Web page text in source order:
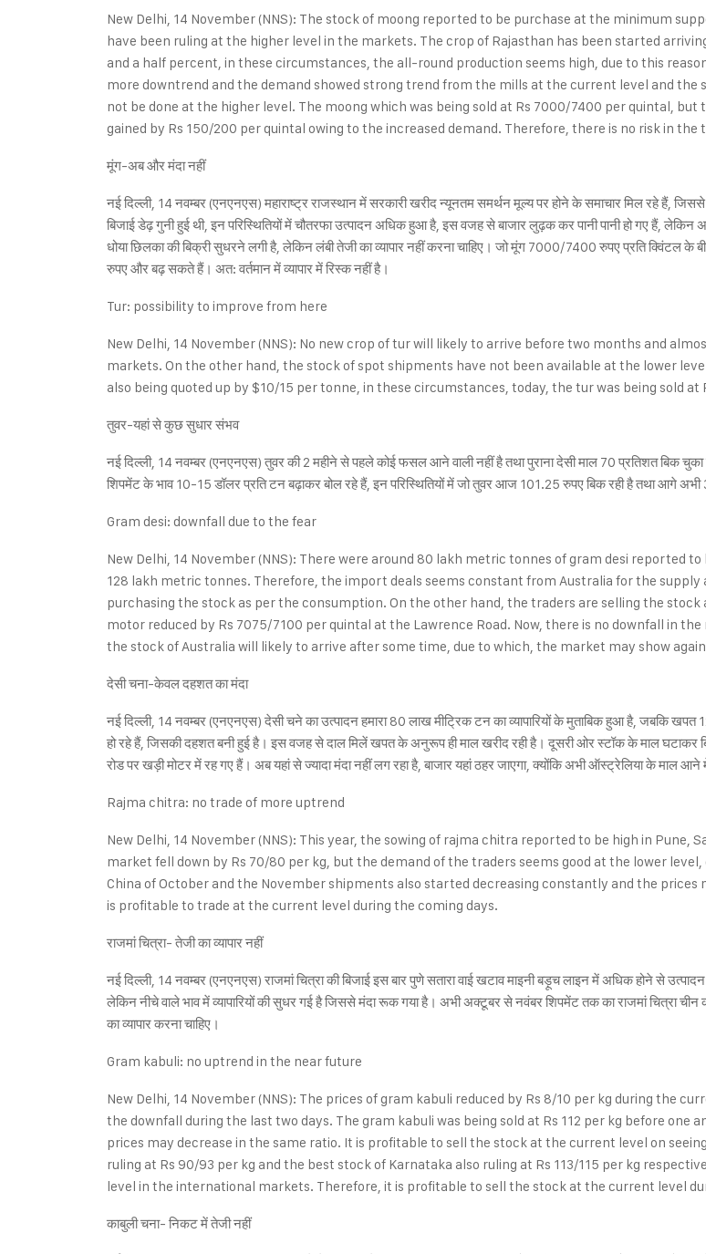
New Delhi, 14 November (NNS): The stock of moong reported to be purchase at the minimum
have been ruling at the higher level in the markets. The crop of Rajasthan has been started
and a half percent, in these circumstances, the all-round production seems high, due to this
more downtrend and the demand showed strong trend from the mills at the current level and
not be done at the higher level. The moong which was being sold at Rs 7000/7400 per quintal,
gained by Rs 150/200 per quintal owing to the increased demand. Therefore, there is no risk in
मूंग-अब और मंदा नहीं
नई दिल्ली, 14 नवम्बर (एनएनएस) महाराष्ट्र राजस्थान में सरकारी खरीद न्यूनतम समर्थन मूल्य पर होने के समाचार मिल रहे हैं,
बिजाई डेढ़ गुनी हुई थी, इन परिस्थितियों में चौतरफा उत्पादन अधिक हुआ है, इस वजह से बाजार लुढ़क कर पानी पानी हो गए हैं,
धोया छिलका की बिक्री सुधरने लगी है, लेकिन लंबी तेजी का व्यापार नहीं करना चाहिए। जो मूंग 7000/7400 रुपए प्रति क्विंटल
रुपए और बढ़ सकते हैं। अत: वर्तमान में व्यापार में रिस्क नहीं है।
Tur: possibility to improve from here
New Delhi, 14 November (NNS): No new crop of tur will likely to arrive before two months and
markets. On the other hand, the stock of spot shipments have not been available at the lower
also being quoted up by $10/15 per tonne, in these circumstances, today, the tur was being sold
तुवर-यहां से कुछ सुधार संभव
नई दिल्ली, 14 नवम्बर (एनएनएस) तुवर की 2 महीने से पहले कोई फसल आने वाली नहीं है तथा पुराना देसी माल 70 प्रतिशत बिक
शिपमेंट के भाव 10-15 डॉलर प्रति टन बढ़ाकर बोल रहे हैं, इन परिस्थितियों में जो तुवर आज 101.25 रुपए बिक रही है तथा आगे
Gram desi: downfall due to the fear
New Delhi, 14 November (NNS): There were around 80 lakh metric tonnes of gram desi reported
128 lakh metric tonnes. Therefore, the import deals seems constant from Australia for the
purchasing the stock as per the consumption. On the other hand, the traders are selling the
motor reduced by Rs 7075/7100 per quintal at the Lawrence Road. Now, there is no downfall in
the stock of Australia will likely to arrive after some time, due to which, the market may show
देसी चना-केवल दहशत का मंदा
नई दिल्ली, 14 नवम्बर (एनएनएस) देसी चने का उत्पादन हमारा 80 लाख मीट्रिक टन का व्यापारियों के मुताबिक हुआ है, जबकि
हो रहे हैं, जिसकी दहशत बनी हुई है। इस वजह से दाल मिलें खपत के अनुरूप ही माल खरीद रही है। दूसरी ओर स्टॉक के माल
रोड पर खड़ी मोटर में रह गए हैं। अब यहां से ज्यादा मंदा नहीं लग रहा है, बाजार यहां ठहर जाएगा, क्योंकि अभी ऑस्ट्रेलिया के माल आने
Rajma chitra: no trade of more uptrend
New Delhi, 14 November (NNS): This year, the sowing of rajma chitra reported to be high in Pune,
market fell down by Rs 70/80 per kg, but the demand of the traders seems good at the lower
China of October and the November shipments also started decreasing constantly and the
is profitable to trade at the current level during the coming days.
राजमां चित्रा- तेजी का व्यापार नहीं
नई दिल्ली, 14 नवम्बर (एनएनएस) राजमां चित्रा की बिजाई इस बार पुणे सतारा वाई खटाव माइनी बड़ूच लाइन में अधिक होने से
लेकिन नीचे वाले भाव में व्यापारियों की सुधर गई है जिससे मंदा रूक गया है। अभी अक्टूबर से नवंबर शिपमेंट तक का राजमां चित्रा
का व्यापार करना चाहिए।
Gram kabuli: no uptrend in the near future
New Delhi, 14 November (NNS): The prices of gram kabuli reduced by Rs 8/10 per kg during the
the downfall during the last two days. The gram kabuli was being sold at Rs 112 per kg before one
prices may decrease in the same ratio. It is profitable to sell the stock at the current level on
ruling at Rs 90/93 per kg and the best stock of Karnataka also ruling at Rs 113/115 per kg
level in the international markets. Therefore, it is profitable to sell the stock at the current level
काबुली चना- निकट में तेजी नहीं